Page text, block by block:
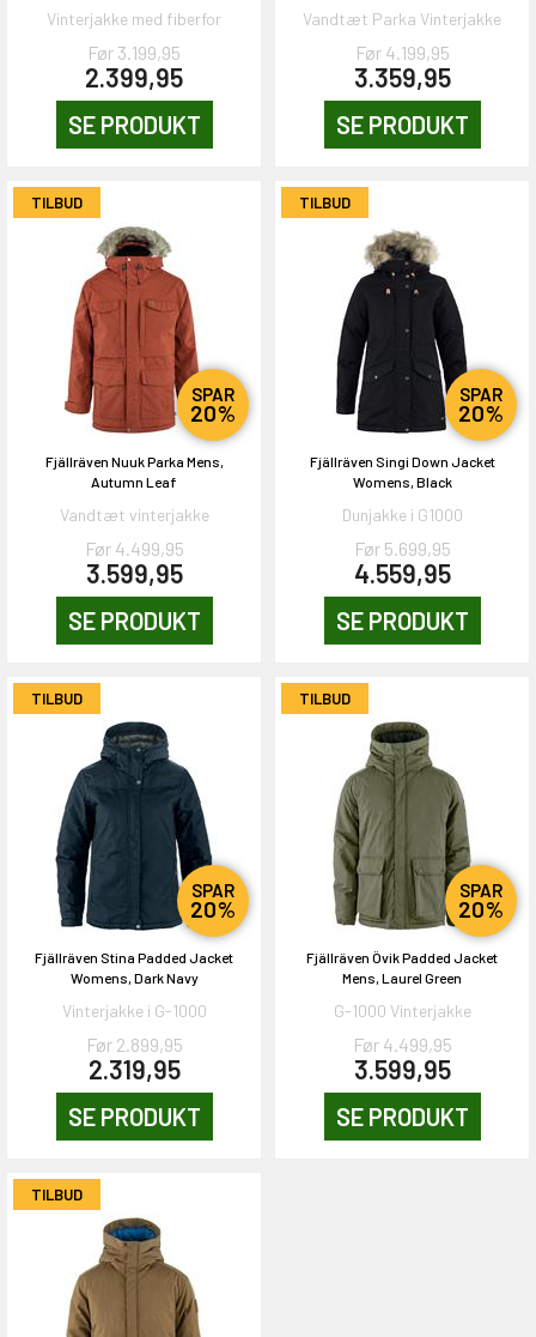
Vinterjakke med fiberfor
Før 3.199,95
2.399,95
SE PRODUKT
Vandtæt Parka Vinterjakke
Før 4.199,95
3.359,95
SE PRODUKT
TILBUD
SPAR
20%
Fjällräven Nuuk Parka Mens,
Autumn Leaf
Vandtæt vinterjakke
Før 4.499,95
3.599,95
SE PRODUKT
TILBUD
SPAR
20%
Fjällräven Singi Down Jacket
Womens, Black
Dunjakke i G1000
Før 5.699,95
4.559,95
SE PRODUKT
TILBUD
SPAR
20%
Fjällräven Stina Padded Jacket
Womens, Dark Navy
Vinterjakke i G-1000
Før 2.899,95
2.319,95
SE PRODUKT
TILBUD
SPAR
20%
Fjällräven Övik Padded Jacket
Mens, Laurel Green
G-1000 Vinterjakke
Før 4.499,95
3.599,95
SE PRODUKT
TILBUD
PÅ
om et gavekort på
om måneden
VIND!
NEJ TAK!